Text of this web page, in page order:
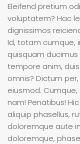
Eleifend pretium
voluptatem? Hac
dignissimos
Id, totam cumque,
quisquam
tempore anim,
omnis? Dictum
eiusmod.
nam! Penatibus!
aliquip phasellus,
doloremque aute
doloremque,